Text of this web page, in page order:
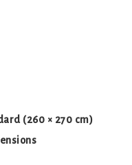
(260 × 270 cm)